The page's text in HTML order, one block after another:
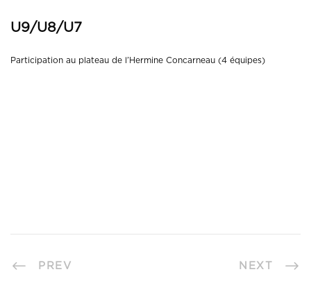
U9/U8/U7
Participation au plateau de l’Hermine Concarneau (4 équipes)
PREV NEXT